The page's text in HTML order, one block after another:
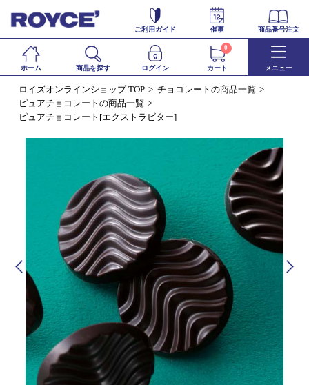
ご利用ガイド 催事 商品番号注文
ホーム 商品を探す ログイン カート
0
メニュー
ロイズオンラインショップ TOP
チョコレートの商品一覧
ピュアチョコレートの商品一覧
ピュアチョコレート[エクストラビター]